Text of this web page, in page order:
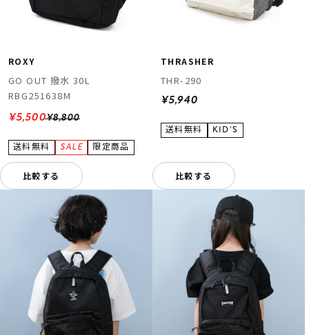
ROXY
GO OUT 撥水 30L
RBG251638M
¥8,800
¥5,500
比較する
THRASHER
THR-290
¥5,940
比較する